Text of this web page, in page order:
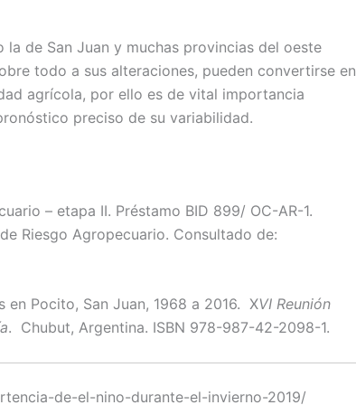
de San Juan y muchas provincias del oeste
todo a sus alteraciones, pueden convertirse en
agrícola, por ello es de vital importancia
preciso de su variabilidad.
– etapa II. Préstamo BID 899/ OC-AR-1.
Riesgo Agropecuario. Consultado de:
Pocito, San Juan, 1968 a 2016. XVI Reunión
. Chubut, Argentina. ISBN 978-987-42-2098-1.
de-el-nino-durante-el-invierno-2019/